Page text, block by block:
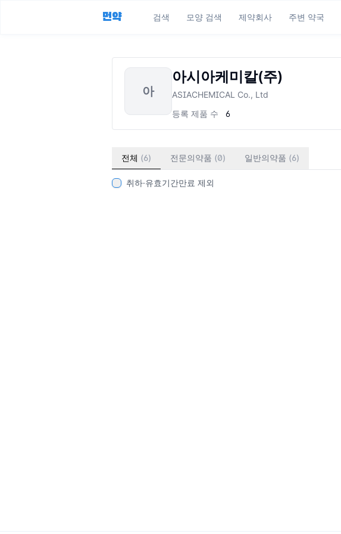
먼약 검색 모양 검색 제약회사 주변 약국
아
아시아케미칼(주)
ASIACHEMICAL Co., Ltd
등록 제품 수
6
전체 (6) 전문의약품 (0) 일반의약품 (6)
취하·유효기간만료 제외